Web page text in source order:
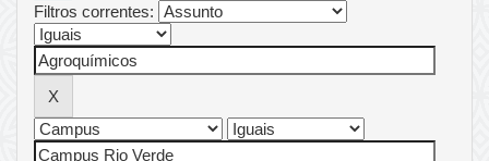
Filtros correntes: